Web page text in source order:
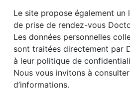
Le site propose également un
de prise de rendez-vous
Les données personnelles
sont traitées directement par
à leur politique de
Nous vous invitons à
d’informations.